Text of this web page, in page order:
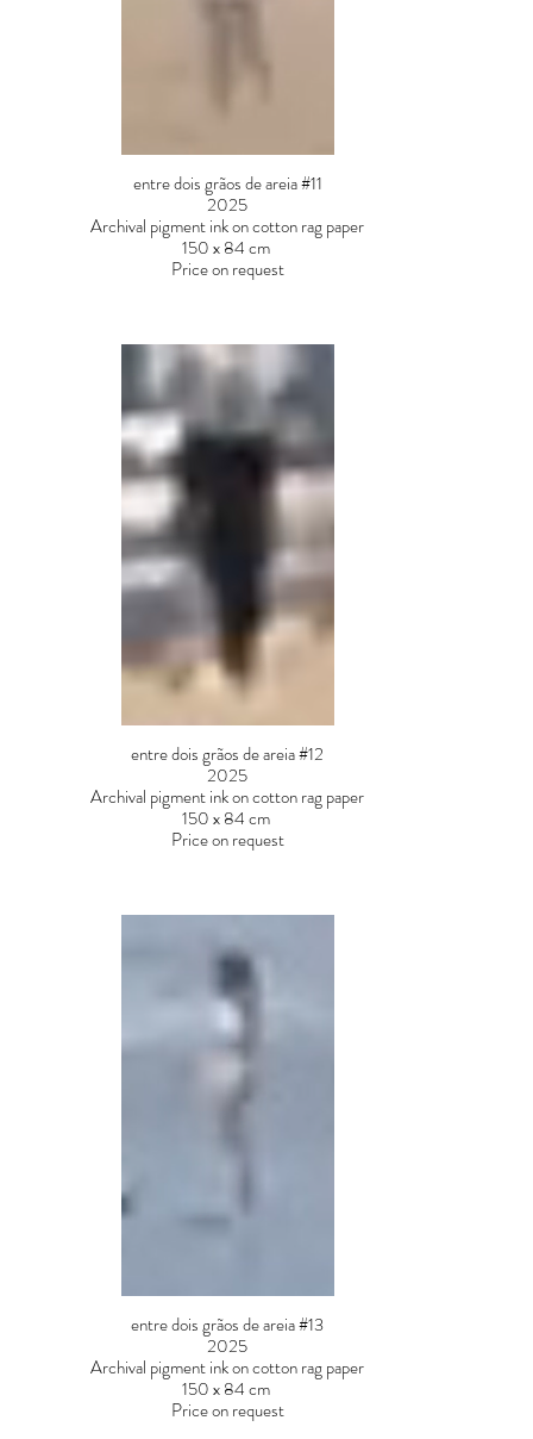
entre dois grãos de areia #11
2025
Archival pigment ink on cotton rag paper
150 x 84 cm
Price on request
entre dois grãos de areia #12
2025
Archival pigment ink on cotton rag paper
150 x 84 cm
Price on request
entre dois grãos de areia #13
2025
Archival pigment ink on cotton rag paper
150 x 84 cm
Price on request